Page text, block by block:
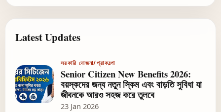
Latest Updates
সরকারি যোজনা/প্রাকল্পো
Senior Citizen New Benefits 2026:
বয়স্কদের জন্য নতুন স্কিম এবং বাড়তি সুবিধা যা
জীবনকে আরও সহজ করে তুলবে
23 Jan 2026